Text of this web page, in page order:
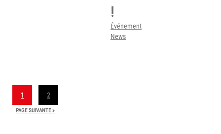
!
Événement
News
1 2
PAGE SUIVANTE »